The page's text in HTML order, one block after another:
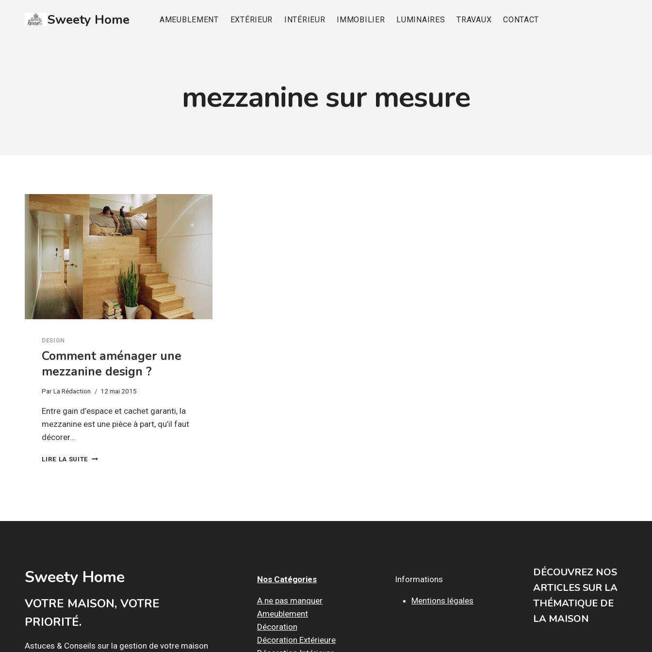
Sweety Home AMEUBLEMENT EXTÉRIEUR INTÉRIEUR IMMOBILIER LUMINAIRES TRAVAUX CONTACT
mezzanine sur mesure
DESIGN
Comment aménager une
mezzanine design ?
Par La Rédaction 12 mai 2015
Entre gain d’espace et cachet garanti, la
mezzanine est une pièce à part, qu’il faut
décorer…
LIRE LA SUITE COMMENT
Sweety Home
VOTRE MAISON, VOTRE
PRIORITÉ.
Astuces & Conseils sur la gestion de votre maison
Nos Catégories
A ne pas manquer
Ameublement
Décoration
Décoration Extérieure
Informations
Mentions légales
DÉCOUVREZ NOS
ARTICLES SUR LA
THÉMATIQUE DE
LA MAISON